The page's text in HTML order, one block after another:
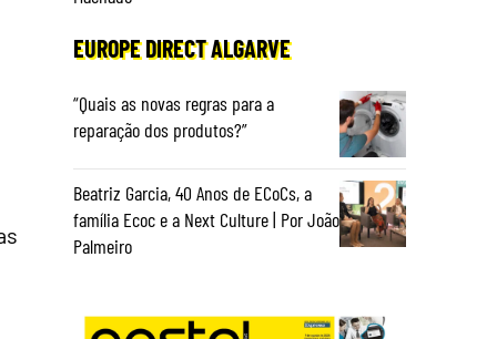
EUROPE DIRECT ALGARVE
“Quais as novas regras para a
reparação dos produtos?”
Beatriz Garcia, 40 Anos de ECoCs, a
família Ecoc e a Next Culture | Por João
Palmeiro